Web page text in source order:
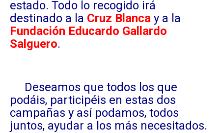
estado. Todo lo recogido irá
destinado a la Cruz Blanca y a la
Fundación Educardo Gallardo
Salguero.
Deseamos que todos los que
podáis, participéis en estas dos
campañas y así podamos, todos
juntos, ayudar a los más necesitados.